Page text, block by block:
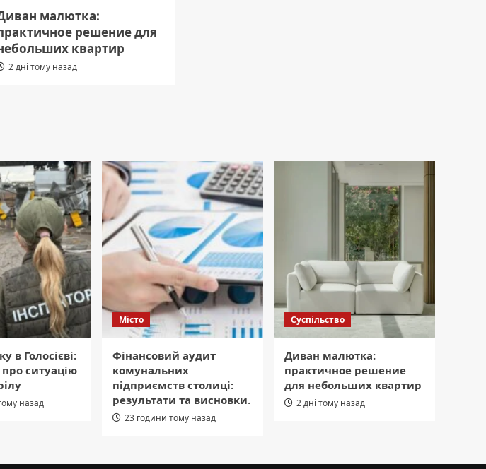
малютка:
решение для
квартир
2 дні тому назад
в Голосієві:
ситуацію
назад
Місто
Фінансовий аудит
комунальних
підприємств столиці:
результати та висновки.
23 години тому назад
Суспільство
Диван малютка:
практичное решение
для небольших квартир
2 дні тому назад